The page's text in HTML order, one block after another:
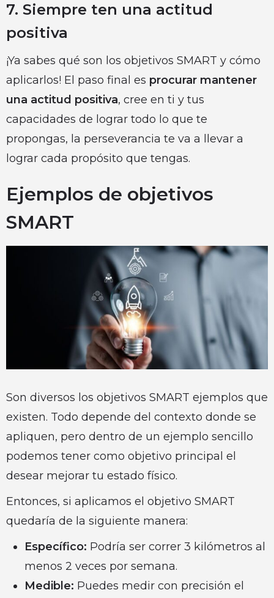
7. Siempre ten una actitud
positiva
¡Ya sabes qué son los objetivos SMART y cómo
aplicarlos! El paso final es procurar mantener
una actitud positiva, cree en ti y tus
capacidades de lograr todo lo que te
propongas, la perseverancia te va a llevar a
lograr cada propósito que tengas.
Ejemplos de objetivos
SMART
Son diversos los objetivos SMART ejemplos que
existen. Todo depende del contexto donde se
apliquen, pero dentro de un ejemplo sencillo
podemos tener como objetivo principal el
desear mejorar tu estado físico.
Entonces, si aplicamos el objetivo SMART
quedaría de la siguiente manera:
Específico: Podría ser correr 3 kilómetros al
menos 2 veces por semana.
Medible: Puedes medir con precisión el